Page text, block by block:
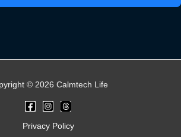
© 2026 Calmtech Life
Privacy Policy